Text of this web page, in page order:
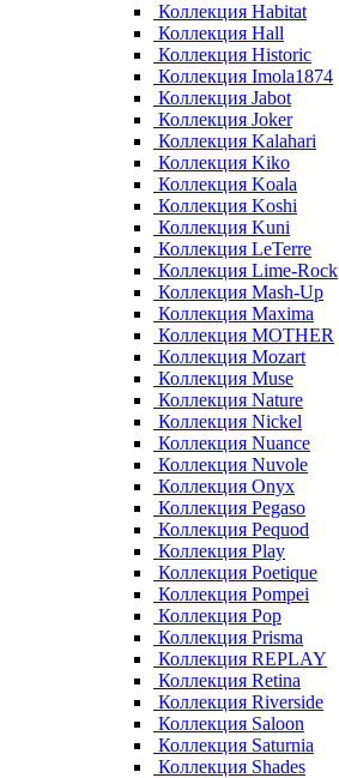
Коллекция Habitat
Коллекция Hall
Коллекция Historic
Коллекция Imola1874
Коллекция Jabot
Коллекция Joker
Коллекция Kalahari
Коллекция Kiko
Коллекция Koala
Коллекция Koshi
Коллекция Kuni
Коллекция LeTerre
Коллекция Lime-Rock
Коллекция Mash-Up
Коллекция Maxima
Коллекция MOTHER
Коллекция Mozart
Коллекция Muse
Коллекция Nature
Коллекция Nickel
Коллекция Nuance
Коллекция Nuvole
Коллекция Onyx
Коллекция Pegaso
Коллекция Pequod
Коллекция Play
Коллекция Poetique
Коллекция Pompei
Коллекция Pop
Коллекция Prisma
Коллекция REPLAY
Коллекция Retina
Коллекция Riverside
Коллекция Saloon
Коллекция Saturnia
Коллекция Shades